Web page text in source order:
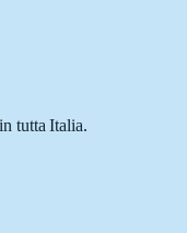
tutta Italia.